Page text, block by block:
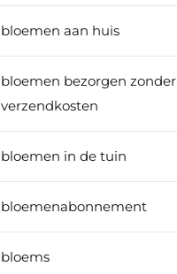
bloemen aan huis
bloemen bezorgen zonder
verzendkosten
bloemen in de tuin
bloemenabonnement
bloems